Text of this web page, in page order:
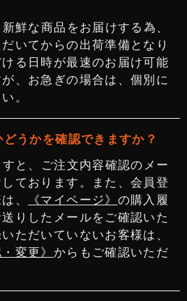
鮮な商品をお届けする為、
いてからの出荷準備となり
る日時が最速のお届け可能
、お急ぎの場合は、個別に
。
うかを確認できますか？
と、ご注文内容確認のメー
ております。また、会員登
、
《マイページ》 の購入履
りしたメールをご確認いた
ただいていないお客様は、
変更》 からもご確認いただ